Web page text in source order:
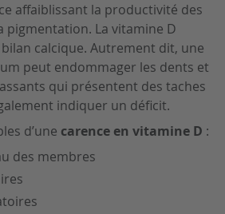
affaiblissant la productivité des
pigmentation. La vitamine D
calcique. Autrement dit, une
peut endommager les dents et
qui présentent des taches
indiquer un déficit.
d’une carence en vitamine D :
des membres